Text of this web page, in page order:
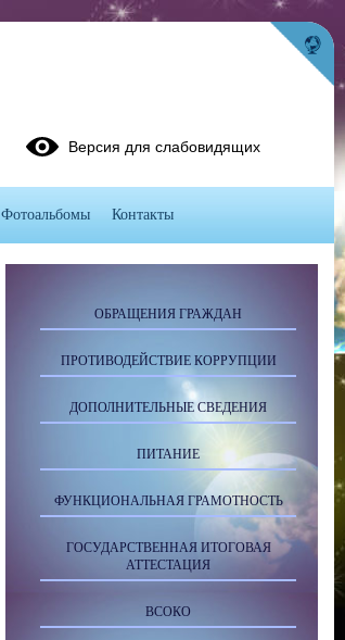
ОБРАЩЕНИЯ ГРАЖДАН
ПРОТИВОДЕЙСТВИЕ КОРРУПЦИИ
ДОПОЛНИТЕЛЬНЫЕ СВЕДЕНИЯ
ПИТАНИЕ
ФУНКЦИОНАЛЬНАЯ ГРАМОТНОСТЬ
ГОСУДАРСТВЕННАЯ ИТОГОВАЯ
АТТЕСТАЦИЯ
ВСОКО
Версия для слабовидящих
Фотоальбомы Контакты